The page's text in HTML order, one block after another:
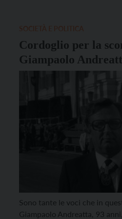
Cordoglio per la
Giampaolo
direttore generale
Sono tante le voci che in
Giampaolo Andreatta, 93